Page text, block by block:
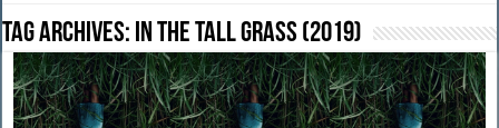
Tag Archives: In the Tall Grass (2019)